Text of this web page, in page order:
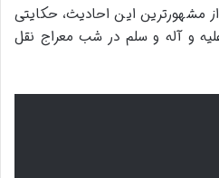
مشهورترین این احادیث، حکایتی
و آله و سلم در شب معراج نقل